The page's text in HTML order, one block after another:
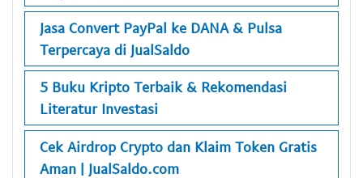
Jasa Convert PayPal ke DANA & Pulsa
Terpercaya di JualSaldo
5 Buku Kripto Terbaik & Rekomendasi
Literatur Investasi
Cek Airdrop Crypto dan Klaim Token Gratis
Aman | JualSaldo.com